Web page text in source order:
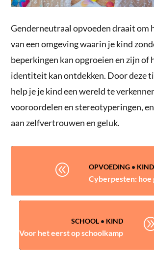
Genderneutraal opvoeden draait om
van een omgeving waarin je kind
beperkingen kan opgroeien en zijn of
identiteit kan ontdekken. Door deze
help je je kind een wereld te
vooroordelen en stereotyperingen,
aan zelfvertrouwen en geluk.
@ OPVOEDING• KIND
Cyberpesten: hoe
SCHOOL• KIND
Voor het eerst op schoolkamp